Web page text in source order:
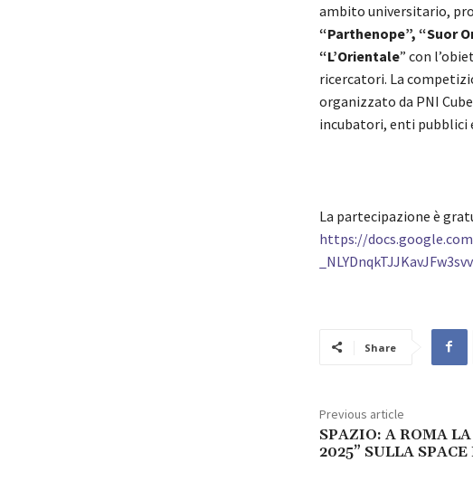
ambito universitario,
“Parthenope”, “Suor
“L’Orientale” con
ricercatori. La
organizzato da PNI
incubatori, enti pubblici
La partecipazione è
https://
Share
Previous article
SPAZIO: A ROMA
2025” SULLA